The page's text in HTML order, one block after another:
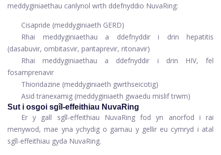
meddyginiaethau canlynol wrth ddefnyddio NuvaRing:
Cisapride (meddyginiaeth GERD)
Rhai meddyginiaethau a ddefnyddir i drin hepatitis
(dasabuvir, ombitasvir, paritaprevir, ritonavir)
Rhai meddyginiaethau a ddefnyddir i drin HIV, fel
fosamprenavir
Thioridazine (meddyginiaeth gwrthseicotig)
Asid tranexamig (meddyginiaeth gwaedu mislif trwm)
Sut i osgoi sgîl-effeithiau NuvaRing
Er y gall sgîl-effeithiau NuvaRing fod yn anorfod i rai
menywod, mae yna ychydig o gamau y gellir eu cymryd i atal
sgîl-effeithiau gyda NuvaRing.